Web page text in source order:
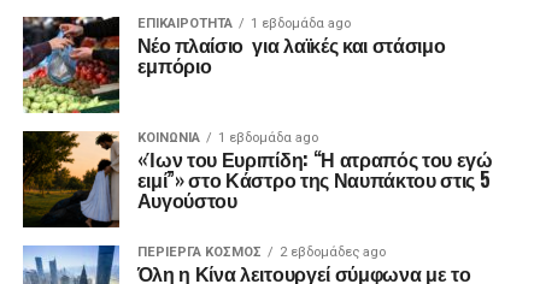
ΕΠΙΚΑΙΡΟΤΗΤΑ 1 εβδομάδα ago
Νέο πλαίσιο για λαϊκές και στάσιμο
εμπόριο
ΚΟΙΝΩΝΙΑ 1 εβδομάδα ago
«Ίων του Ευριπίδη: “Η ατραπός του εγώ
ειμί”» στο Κάστρο της Ναυπάκτου στις 5
Αυγούστου
ΠΕΡΙΕΡΓΑ ΚΟΣΜΟΣ 2 εβδομάδες ago
Όλη η Κίνα λειτουργεί σύμφωνα με το